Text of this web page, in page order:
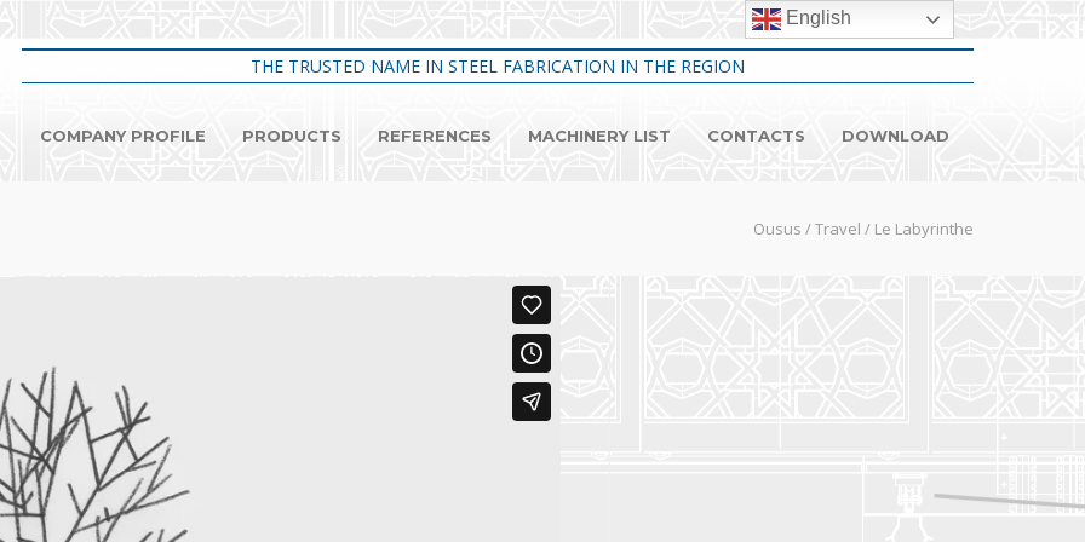
THE TRUSTED NAME IN STEEL FABRICATION IN THE REGION
COMPANY PROFILE PRODUCTS REFERENCES MACHINERY LIST CONTACTS DOWNLOAD
Ousus /Travel / Le Labyrinthe
English